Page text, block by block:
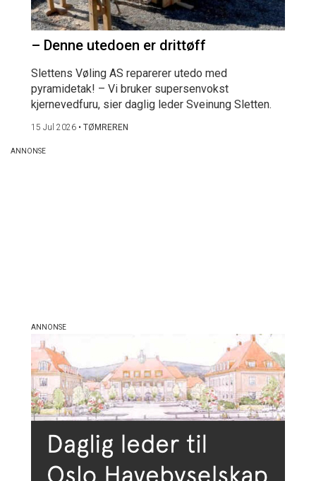
– Denne utedoen er drittøff
Slettens Vøling AS reparerer utedo med
pyramidetak! – Vi bruker supersenvokst
kjernevedfuru, sier daglig leder Sveinung Sletten.
15 Jul 2026 • TØMREREN